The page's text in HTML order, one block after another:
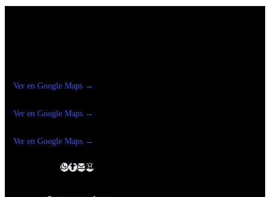
Ver en Google Maps →
Ver en Google Maps →
Ver en Google Maps →